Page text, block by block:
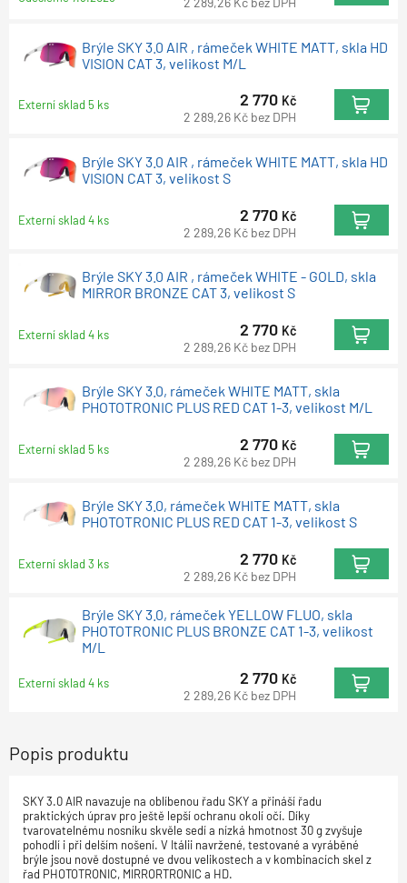
Brýle SKY 3.0 AIR , rámeček WHITE MATT, skla HD
VISION CAT 3, velikost M/L
Externí sklad 5 ks 2 770 Kč
2 289,26 Kč bez DPH
Brýle SKY 3.0 AIR , rámeček WHITE MATT, skla HD
VISION CAT 3, velikost S
Externí sklad 4 ks 2 770 Kč
2 289,26 Kč bez DPH
Brýle SKY 3.0 AIR , rámeček WHITE - GOLD, skla
MIRROR BRONZE CAT 3, velikost S
Externí sklad 4 ks 2 770 Kč
2 289,26 Kč bez DPH
Brýle SKY 3.0, rámeček WHITE MATT, skla
PHOTOTRONIC PLUS RED CAT 1-3, velikost M/L
Externí sklad 5 ks 2 770 Kč
2 289,26 Kč bez DPH
Brýle SKY 3.0, rámeček WHITE MATT, skla
PHOTOTRONIC PLUS RED CAT 1-3, velikost S
Externí sklad 3 ks 2 770 Kč
2 289,26 Kč bez DPH
Brýle SKY 3.0, rámeček YELLOW FLUO, skla
PHOTOTRONIC PLUS BRONZE CAT 1-3, velikost
M/L
Externí sklad 4 ks 2 770 Kč
2 289,26 Kč bez DPH
Popis produktu
SKY 3.0 AIR navazuje na oblíbenou řadu SKY a přináší řadu
praktických úprav pro ještě lepší ochranu okolí očí. Díky
tvarovatelnému nosníku skvěle sedí a nízká hmotnost 30 g zvyšuje
pohodlí i při delším nošení. V Itálii navržené, testované a vyráběné
brýle jsou nově dostupné ve dvou velikostech a v kombinacích skel z
řad PHOTOTRONIC, MIRRORTRONIC a HD.